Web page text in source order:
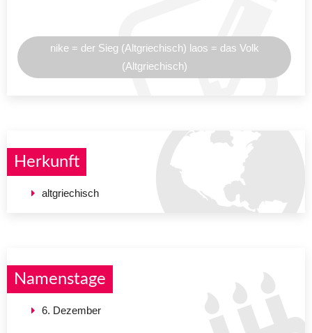
nike = der Sieg (Altgriechisch) laos = das Volk
(Altgriechisch)
Herkunft
altgriechisch
Namenstage
6. Dezember